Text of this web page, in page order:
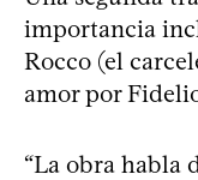
importancia
Rocco (el
amor por
“La obra habla